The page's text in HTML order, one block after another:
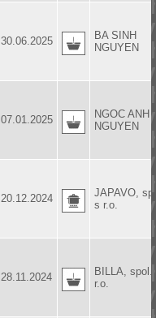
30.06.2025
BA SINH
NGUYEN
07.01.2025
NGOC ANH
NGUYEN
20.12.2024
JAPAVO,
s r.o.
28.11.2024
BILLA, spol.
r.o.